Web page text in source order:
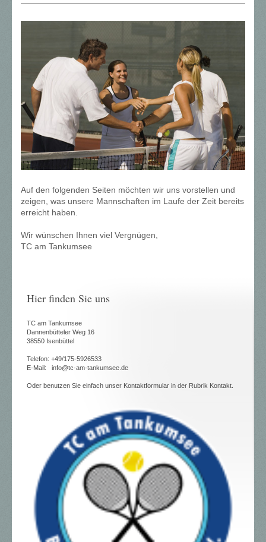
Auf den folgenden Seiten möchten wir uns vorstellen und
zeigen, was unsere Mannschaften im Laufe der Zeit bereits
erreicht haben.
Wir wünschen Ihnen viel Vergnügen,
TC am Tankumsee
Hier finden Sie uns
TC am Tankumsee
Dannenbütteler Weg 16
38550 Isenbüttel
Telefon: +49/175-5926533
E-Mail: info@tc-am-tankumsee.de
Oder benutzen Sie einfach unser Kontaktformular in der Rubrik Kontakt.